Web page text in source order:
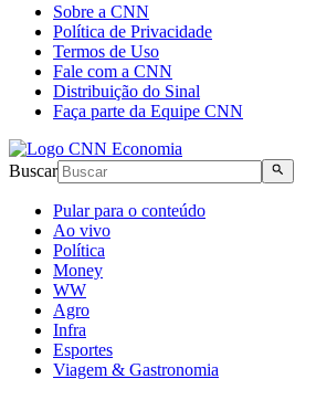
Sobre a CNN
Política de Privacidade
Termos de Uso
Fale com a CNN
Distribuição do Sinal
Faça parte da Equipe CNN
Buscar
Pular para o conteúdo
Ao vivo
Política
Money
WW
Agro
Infra
Esportes
Viagem & Gastronomia